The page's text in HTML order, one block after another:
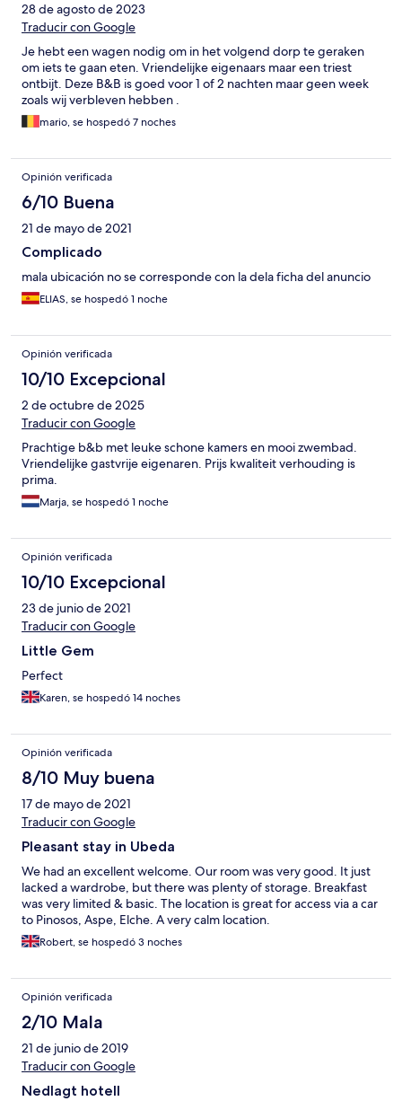
28 de agosto de 2023
Traducir con Google
Je hebt een wagen nodig om in het volgend dorp te geraken
om iets te gaan eten. Vriendelijke eigenaars maar een triest
ontbijt. Deze B&B is goed voor 1 of 2 nachten maar geen week
zoals wij verbleven hebben .
mario, se hospedó 7 noches
Opinión verificada
6/10 Buena
21 de mayo de 2021
Complicado
mala ubicación no se corresponde con la dela ficha del anuncio
ELIAS, se hospedó 1 noche
Opinión verificada
10/10 Excepcional
2 de octubre de 2025
Traducir con Google
Prachtige b&b met leuke schone kamers en mooi zwembad.
Vriendelijke gastvrije eigenaren. Prijs kwaliteit verhouding is
prima.
Marja, se hospedó 1 noche
Opinión verificada
10/10 Excepcional
23 de junio de 2021
Traducir con Google
Little Gem
Perfect
Karen, se hospedó 14 noches
Opinión verificada
8/10 Muy buena
17 de mayo de 2021
Traducir con Google
Pleasant stay in Ubeda
We had an excellent welcome. Our room was very good. It just
lacked a wardrobe, but there was plenty of storage. Breakfast
was very limited & basic. The location is great for access via a car
to Pinosos, Aspe, Elche. A very calm location.
Robert, se hospedó 3 noches
Opinión verificada
2/10 Mala
21 de junio de 2019
Traducir con Google
Nedlagt hotell